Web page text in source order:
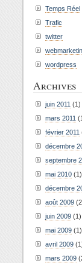
Temps Réel
Trafic
twitter
wordpress
Archives
juin 2011 (1)
mars 2011
février 2011
décembre
septembre
mai 2010 (1)
décembre
août 2009
juin 2009 (1)
mai 2009 (1)
avril 2009
mars 2009